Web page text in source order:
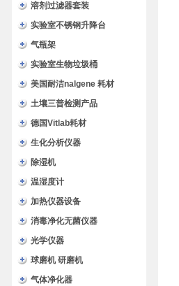
溶剂过滤器套装
实验室不锈钢升降台
气瓶架
实验室生物垃圾桶
美国耐洁nalgene 耗材
土壤三普检测产品
德国Vitlab耗材
生化分析仪器
除湿机
温湿度计
加热仪器设备
消毒净化无菌仪器
光学仪器
球磨机 研磨机
气体净化器